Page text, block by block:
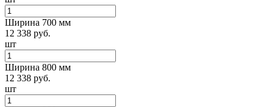
Ширина 700 мм
12 338 руб.
шт
Ширина 800 мм
12 338 руб.
шт